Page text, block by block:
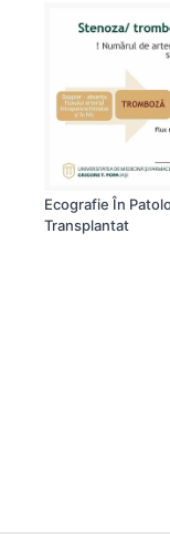
Ecografie În
Transplantat